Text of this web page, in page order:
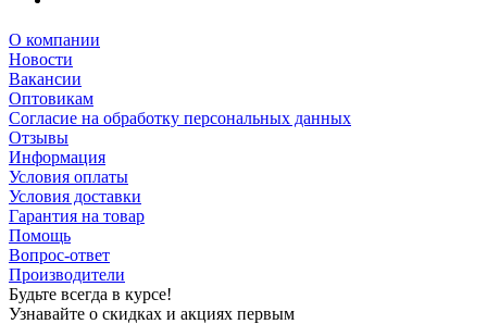
О компании
Новости
Вакансии
Оптовикам
Cогласие на обработку персональных данных
Отзывы
Информация
Условия оплаты
Условия доставки
Гарантия на товар
Помощь
Вопрос-ответ
Производители
Будьте всегда в курсе!
Узнавайте о скидках и акциях первым